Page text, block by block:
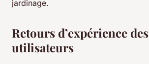
jardinage.
Retours d’expérience des
utilisateurs